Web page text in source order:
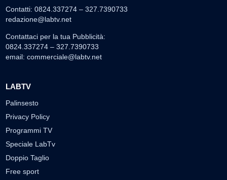
Contatti: 0824.337274 – 327.7390733
redazione@labtv.net
Contattaci per la tua Pubblicità:
0824.337274 – 327.7390733
email: commerciale@labtv.net
LABTV
Palinsesto
Privacy Policy
Programmi TV
Speciale LabTv
Doppio Taglio
Free sport